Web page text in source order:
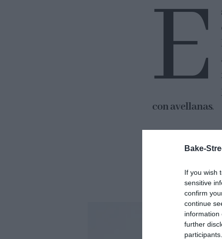
Bake-
If you wish
sensitive
confirm
continue
information
further
E
con avellanas.
lo probaron
imaginarte su